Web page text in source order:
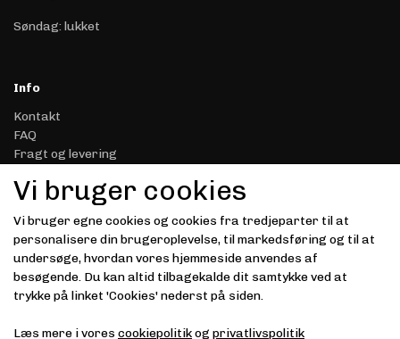
Søndag: lukket
Info
Kontakt
FAQ
Fragt og levering
Handelsbetingelser
Datasikkerhed & Privatliv
Gavekort
Om Driver.dk
Kunde login
Modtag vores nyhedsbrev via e-mail
Tilmeld
Vi bruger cookies
Vi bruger egne cookies og cookies fra tredjeparter til at
personalisere din brugeroplevelse, til markedsføring og til at
undersøge, hvordan vores hjemmeside anvendes af
besøgende. Du kan altid tilbagekalde dit samtykke ved at
trykke på linket 'Cookies' nederst på siden.
Læs mere i vores cookiepolitikog privatlivspolitik